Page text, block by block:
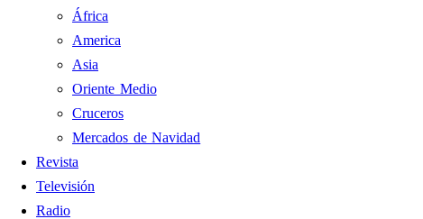
África
America
Asia
Oriente Medio
Cruceros
Mercados de Navidad
Revista
Televisión
Radio